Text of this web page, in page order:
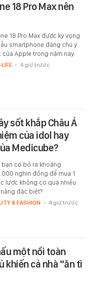
18 Pro Max nên
18 Pro Max được kỳ vọng
smartphone đáng chú ý
của Apple trong năm nay.
- 4 giờ trước
sốt khắp Châu Á
của idol hay
Medicube?
bạn có bỏ ra khoảng
nghìn đồng để mua 1
lược không có quá nhiều
đặc biệt?
& FASHION - 4 giờ trước
một nồi toàn
khiến cả nhà "ăn tì